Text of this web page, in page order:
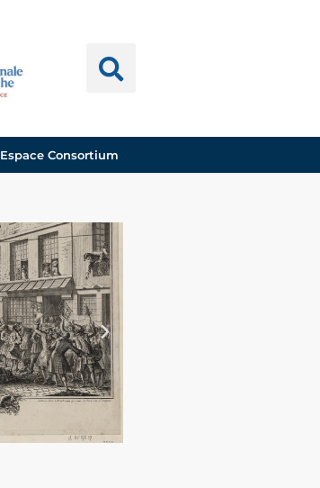
Espace Consortium